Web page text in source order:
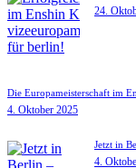
24.
Die Europameisterschaft im
4. Oktober 2025
Jetzt in
4.